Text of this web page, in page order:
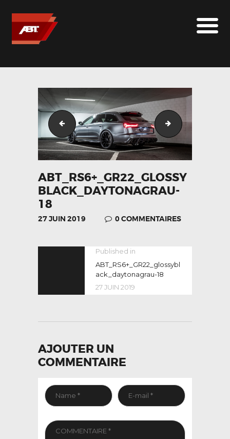
ABT SPORTSLINE FRANCE
MARQUES
LE SUR-MESURE
ABT
CONTACT
ABT_RS6+_GR22_glossyblack_daytonagrau-3
ABT_RS6+_GR22_GLOSSY
BLACK_DAYTONAGRAU-
18
27 JUIN 2019 0 COMMENTAIRES
NAVIGATION
L’ARTICLE
Published in
post:
ABT_RS6+_GR22_glossybl
ack_daytonagrau-18
27 JUIN 2019
AJOUTER UN
COMMENTAIRE